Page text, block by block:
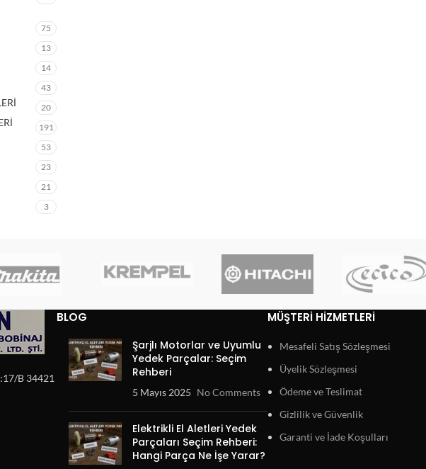
75
13
14
43
20
191
53
23
21
3
B 34421
BLOG
Şarjlı Motorlar ve Uyumlu
Yedek Parçalar: Seçim
Rehberi
5 Mayıs 2025 No Comments
Elektrikli El Aletleri Yedek
Parçaları Seçim Rehberi:
Hangi Parça Ne İşe Yarar?
MÜŞTERI HIZMETLERI
Mesafeli Satış Sözleşmesi
Üyelik Sözleşmesi
Ödeme ve Teslimat
Gizlilik ve Güvenlik
Garanti ve İade Koşulları